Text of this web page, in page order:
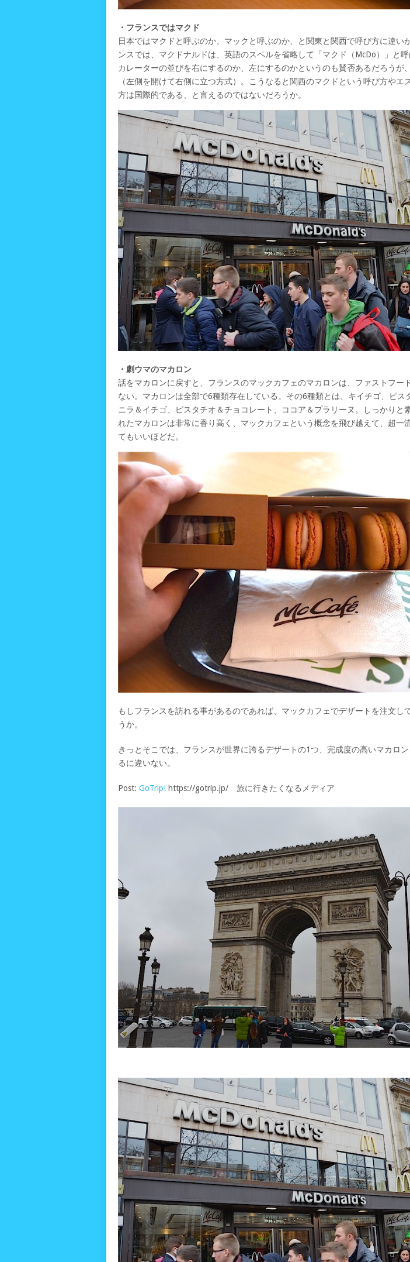
・フランスではマクド
日本ではマクドと呼ぶのか、マックと呼ぶのか、と関東と関西で呼び方に違い
ンスでは、マクドナルドは、英語のスペルを省略して「マクド（McDo）」と
カレーターの並びを右にするのか、左にするのかというのも賛否あるだろうが
（左側を開けて右側に立つ方式）。こうなると関西のマクドという呼び方やエ
方は国際的である、と言えるのではないだろうか。
・劇ウマのマカロン
話をマカロンに戻すと、フランスのマックカフェのマカロンは、ファストフー
ない。マカロンは全部で6種類存在している。その6種類とは、キイチゴ、ピス
ニラ＆イチゴ、ピスタチオ＆チョコレート、ココア＆プラリーヌ。しっかりと
れたマカロンは非常に香り高く、マックカフェという概念を飛び越えて、超一
てもいいほどだ。
もしフランスを訪れる事があるのであれば、マックカフェでデザートを注文し
うか。
きっとそこでは、フランスが世界に誇るデザートの1つ、完成度の高いマカロ
るに違いない。
Post: GoTrip! https://gotrip.jp/ 旅に行きたくなるメディア